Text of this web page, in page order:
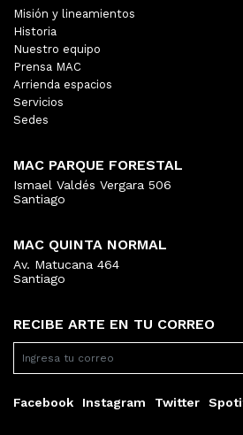
RECIBE ARTE EN TU CORREO
Facebook Instagram Twitter
Misión y lineamientos
Historia
Nuestro equipo
Prensa MAC
Arrienda espacios
Servicios
Sedes
MAC PARQUE FORESTAL
Ismael Valdés Vergara 506
Santiago
MAC QUINTA NORMAL
Av. Matucana 464
Santiago